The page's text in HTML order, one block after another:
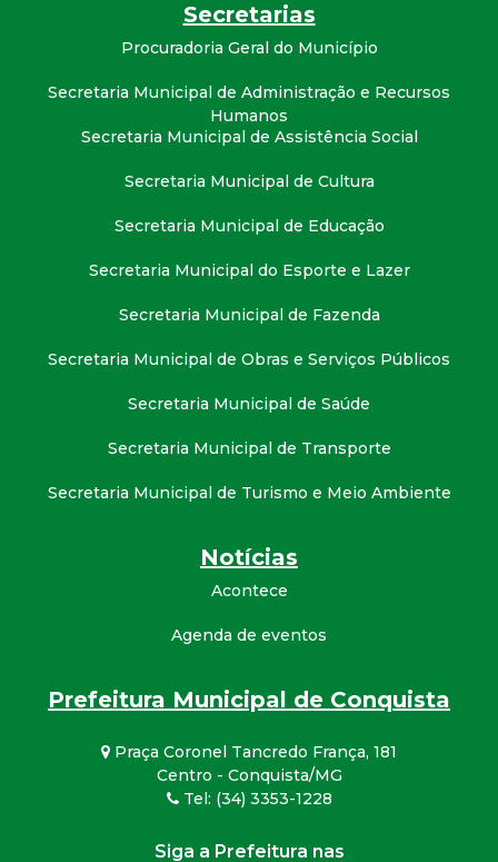
Secretarias
Procuradoria Geral do Município
Secretaria Municipal de Administração e Recursos
Humanos
Secretaria Municipal de Assistência Social
Secretaria Municipal de Cultura
Secretaria Municipal de Educação
Secretaria Municipal do Esporte e Lazer
Secretaria Municipal de Fazenda
Secretaria Municipal de Obras e Serviços Públicos
Secretaria Municipal de Saúde
Secretaria Municipal de Transporte
Secretaria Municipal de Turismo e Meio Ambiente
Notícias
Acontece
Agenda de eventos
Prefeitura Municipal de Conquista
Praça Coronel Tancredo França, 181
Centro - Conquista/MG
Tel: (34) 3353-1228
Siga a Prefeitura nas